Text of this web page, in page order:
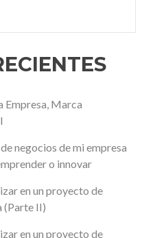
o
empresarial
o
Empresa, Marca
negocios de mi empresa
o innovar
en un proyecto de
(Parte II)
en un proyecto de